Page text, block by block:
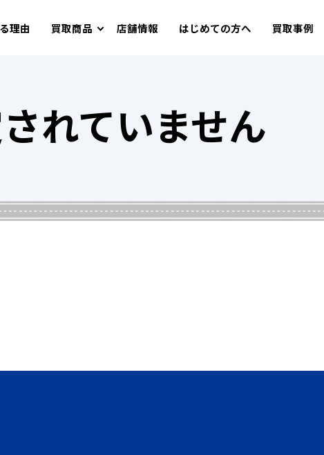
理由 買取商品 店舗情報 はじめての方へ 買取事例
れていません